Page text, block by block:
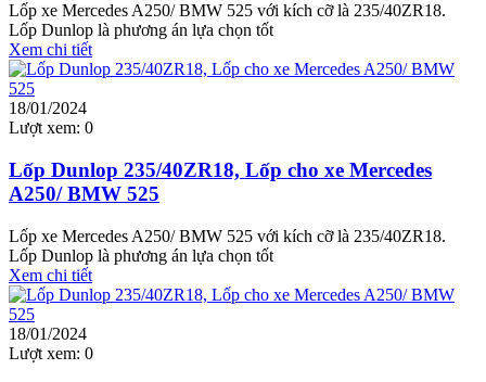
Lốp xe Mercedes A250/ BMW 525 với kích cỡ là 235/40ZR18.
Lốp Dunlop là phương án lựa chọn tốt
Xem chi tiết
18/01/2024
Lượt xem: 0
Lốp Dunlop 235/40ZR18, Lốp cho xe Mercedes
A250/ BMW 525
Lốp xe Mercedes A250/ BMW 525 với kích cỡ là 235/40ZR18.
Lốp Dunlop là phương án lựa chọn tốt
Xem chi tiết
18/01/2024
Lượt xem: 0